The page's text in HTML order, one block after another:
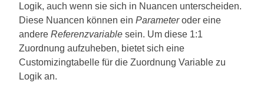
Logik, auch wenn sie sich in Nuancen unterscheiden.
Diese Nuancen können ein Parameteroder eine
andere Referenzvariable sein. Um diese 1:1
Zuordnung aufzuheben, bietet sich eine
Customizingtabelle für die Zuordnung Variable zu
Logik an.